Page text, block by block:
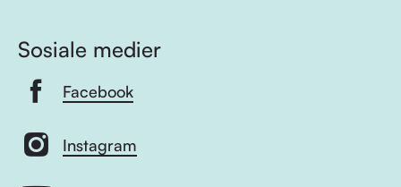
Sosiale medier
Facebook
Instagram